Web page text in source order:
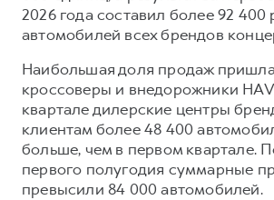
от 3 449 000 ₽
Корпоративным клиентам
Крупным корпоративным
Система управления автопарком
Сервис для корпоративных
HAVAL Лизинг
АКСЕССУАРЫ HAVAL
Программа «HAVAL Защита+»
Руководства по эксплуатации
Подписки
АКСЕССУАРЫ HAVAL
Автомобильные аксессуары
Коллекция CITY
2026 года составил более 92
автомобилей всех брендов
Наибольшая доля продаж
кроссоверы и внедорожники
квартале дилерские центры
клиентам более 48 400
больше, чем в первом квартале.
первого полугодия суммарные
превысили 84 000 автомобилей.